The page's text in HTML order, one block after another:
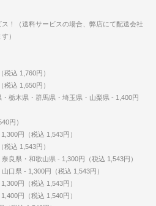
！（送料サービスの場合、弊店にて配送会社
）
込 1,760円）
込 1,650円）
栃木県・群馬県・埼玉県・山梨県 - 1,400円
円）
円（税込 1,543円）
込 1,543円）
良県・和歌山県 - 1,300円（税込 1,543円）
口県 - 1,300円（税込 1,543円）
円（税込 1,543円）
円（税込 1,540円）